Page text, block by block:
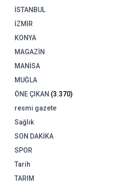
İSTANBUL
İZMİR
KONYA
MAGAZİN
MANİSA
MUĞLA
ÖNE ÇIKAN (3.370)
resmi gazete
Sağlık
SON DAKİKA
SPOR
Tarih
TARIM